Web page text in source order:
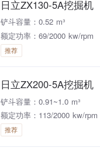
日立ZX130-5A挖掘机
铲斗容量：0.52 m³
额定功率：69/2000 kw/rpm
推荐
日立ZX200-5A挖掘机
铲斗容量：0.91~1.0 m³
额定功率：113/2000 kw/rpm
推荐